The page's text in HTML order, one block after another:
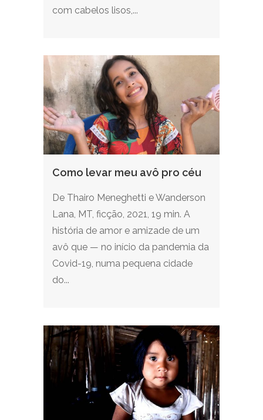
com cabelos lisos,...
Como levar meu avô pro céu
De Thairo Meneghetti e Wanderson
Lana, MT, ficção, 2021, 19 min. A
história de amor e amizade de um
avô que — no início da pandemia da
Covid-19, numa pequena cidade
do...